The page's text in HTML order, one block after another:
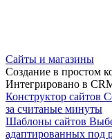
Сайты и магазины
Создание в простом
Интегрировано в
Конструктор сайтов
за считаные минуты
Шаблоны сайтов
адаптированных под